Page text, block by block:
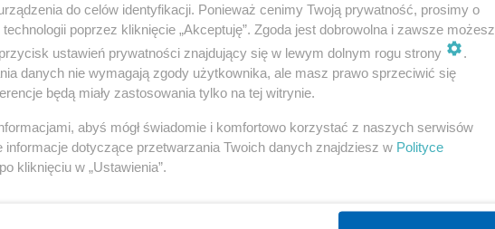
5 Obserwuj notkę
do celów identyfikacji. Ponieważ cenimy Twoją prywatność, prosimy o
poprzez kliknięcie „Akceptuję”. Zgoda jest dobrowolna i zawsze możesz
ustawień prywatności znajdujący się w lewym dolnym rogu strony
danych nie wymagają zgody użytkownika, ale masz prawo sprzeciwić się
będą miały zastosowania tylko na tej witrynie.
abyś mógł świadomie i komfortowo korzystać z naszych serwisów
informacje dotyczące przetwarzania Twoich danych znajdziesz w Polityce
kliknięciu w „Ustawienia”.